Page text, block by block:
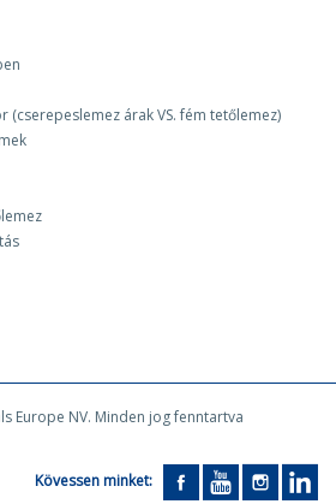
(cserepeslemez árak VS. fém tetőlemez)
Europe NV. Minden jog fenntartva
Kövessen minket: